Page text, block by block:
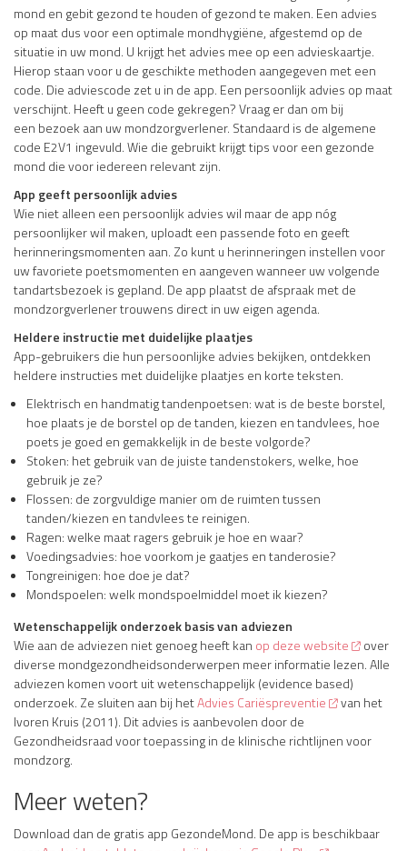
mond en gebit gezond te houden of gezond te maken. Een advies
op maat dus voor een optimale mondhygiëne, afgestemd op de
situatie in uw mond. U krijgt het advies mee op een advieskaartje.
Hierop staan voor u de geschikte methoden aangegeven met een
code. Die adviescode zet u in de app. Een persoonlijk advies op maat
verschijnt. Heeft u geen code gekregen? Vraag er dan om bij
een bezoek aan uw mondzorgverlener. Standaard is de algemene
code E2V1 ingevuld. Wie die gebruikt krijgt tips voor een gezonde
mond die voor iedereen relevant zijn.
App geeft persoonlijk advies
Wie niet alleen een persoonlijk advies wil maar de app nóg
persoonlijker wil maken, uploadt een passende foto en geeft
herinneringsmomenten aan. Zo kunt u herinneringen instellen voor
uw favoriete poetsmomenten en aangeven wanneer uw volgende
tandartsbezoek is gepland. De app plaatst de afspraak met de
mondzorgverlener trouwens direct in uw eigen agenda.
Heldere instructie met duidelijke plaatjes
App-gebruikers die hun persoonlijke advies bekijken, ontdekken
heldere instructies met duidelijke plaatjes en korte teksten.
Elektrisch en handmatig tandenpoetsen: wat is de beste borstel,
hoe plaats je de borstel op de tanden, kiezen en tandvlees, hoe
poets je goed en gemakkelijk in de beste volgorde?
Stoken: het gebruik van de juiste tandenstokers, welke, hoe
gebruik je ze?
Flossen: de zorgvuldige manier om de ruimten tussen
tanden/kiezen en tandvlees te reinigen.
Ragen: welke maat ragers gebruik je hoe en waar?
Voedingsadvies: hoe voorkom je gaatjes en tanderosie?
Tongreinigen: hoe doe je dat?
Mondspoelen: welk mondspoelmiddel moet ik kiezen?
Wetenschappelijk onderzoek basis van adviezen
Wie aan de adviezen niet genoeg heeft kan op deze website
over
diverse mondgezondheidsonderwerpen meer informatie lezen.Alle
adviezen komen voort uit wetenschappelijk (evidence based)
onderzoek. Ze sluiten aan bij hetAdvies Cariëspreventie
van het
Ivoren Kruis (2011). Dit advies is aanbevolen door de
Gezondheidsraad voor toepassing in de klinische richtlijnen voor
mondzorg.
Meer weten?
Download dan de gratis app GezondeMond. De app is beschikbaar